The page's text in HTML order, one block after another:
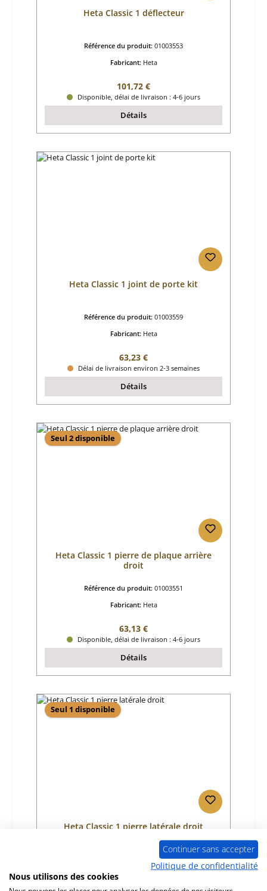
Heta Classic 1 déflecteur
Référence du produit: 01003553
Fabricant: Heta
Prix régulier :
101,72 €
Disponible, délai de livraison : 4-6 jours
Détails
Heta Classic 1 joint de porte kit
Référence du produit: 01003559
Fabricant: Heta
Prix régulier :
63,23 €
Délai de livraison environ 2-3 semaines
Détails
Seul 2 disponible
Heta Classic 1 pierre de plaque arrière
droit
Référence du produit: 01003551
Fabricant: Heta
Prix régulier :
63,13 €
Disponible, délai de livraison : 4-6 jours
Détails
Seul 1 disponible
Heta Classic 1 pierre latérale droit
01003552
Fabricant:
Continuer sans accepter
Politique de confidentialité
Nous utilisons des cookies